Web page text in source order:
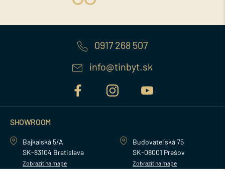
0917 268 507
info@tinbyt.sk
SHOWROOM
Bajkalská 5/A
SK-83104 Bratislava
Zobraziť na mape
Budovateľská 75
SK-08001 Prešov
Zobraziť na mape